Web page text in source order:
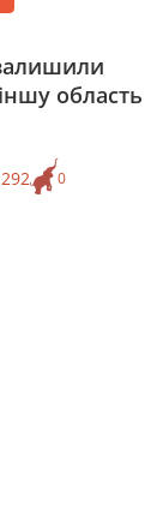
область
0
292